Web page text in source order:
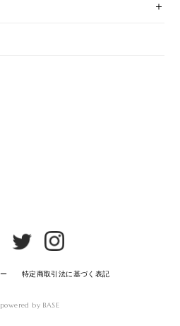
特定商取引法に基づく表記
powered by BASE